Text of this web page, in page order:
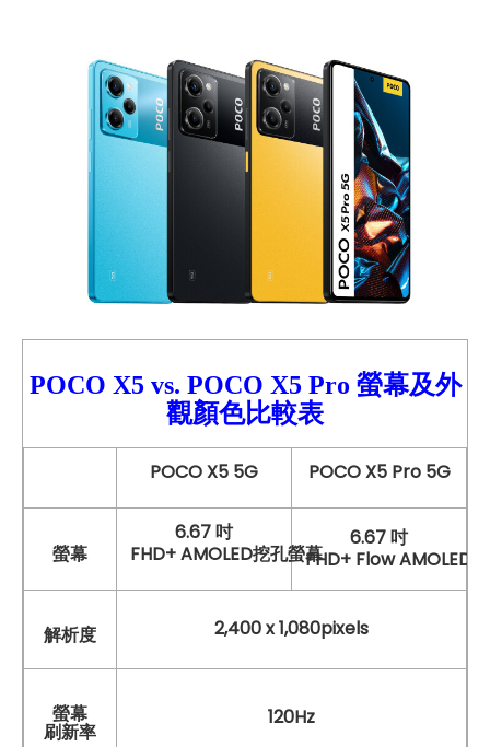
POCO X5vs. POCO X5 Pro 螢幕及外
觀顏色比較表
POCO X5 5G POCO X5 Pro 5G
螢幕
6.67 吋
FHD+ AMOLED挖孔螢幕
6.67 吋
FHD+ Flow AMOLED
解析度 2,400 x 1,080pixels
螢幕
刷新率
120Hz